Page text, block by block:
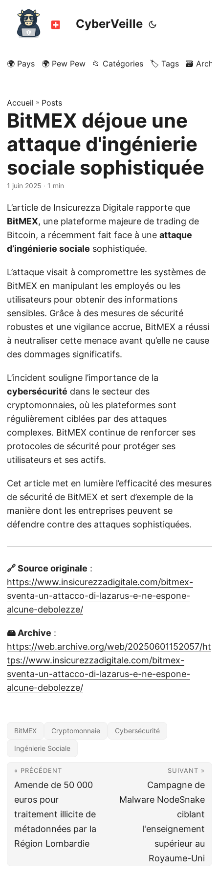
CyberVeille
🌍 Pays 🌍 Pew Pew 📂 Catégories 🏷️ Tags 🗃️
Accueil » Posts
BitMEX déjoue une
attaque d'ingénierie
sociale sophistiquée
1 juin 2025 · 1 min
L’article de Insicurezza Digitale rapporte que
BitMEX, une plateforme majeure de trading de
Bitcoin, a récemment fait face à une attaque
d’ingénierie sociale sophistiquée.
L’attaque visait à compromettre les systèmes de
BitMEX en manipulant les employés ou les
utilisateurs pour obtenir des informations
sensibles. Grâce à des mesures de sécurité
robustes et une vigilance accrue, BitMEX a réussi
à neutraliser cette menace avant qu’elle ne cause
des dommages significatifs.
L’incident souligne l’importance de la
cybersécurité dans le secteur des
cryptomonnaies, où les plateformes sont
régulièrement ciblées par des attaques
complexes. BitMEX continue de renforcer ses
protocoles de sécurité pour protéger ses
utilisateurs et ses actifs.
Cet article met en lumière l’efficacité des mesures
de sécurité de BitMEX et sert d’exemple de la
manière dont les entreprises peuvent se
défendre contre des attaques sophistiquées.
🔗 Source originale :
https://www.insicurezzadigitale.com/bitmex-
sventa-un-attacco-di-lazarus-e-ne-espone-
alcune-debolezze/
🖴 Archive :
https://web.archive.org/web/20250601152057/ht
tps://www.insicurezzadigitale.com/bitmex-
sventa-un-attacco-di-lazarus-e-ne-espone-
alcune-debolezze/
BitMEX Cryptomonnaie Cybersécurité
Ingénierie Sociale
« PRÉCÉDENT
Amende de 50 000
euros pour
traitement illicite de
métadonnées par la
Région Lombardie
SUIVANT »
Campagne de
Malware NodeSnake
ciblant
l'enseignement
supérieur au
Royaume-Uni